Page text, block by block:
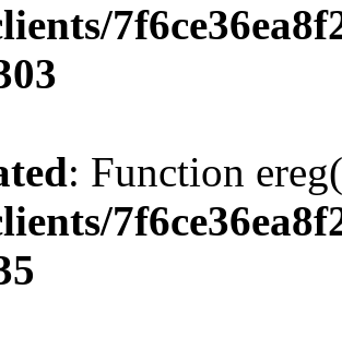
: Function